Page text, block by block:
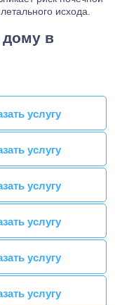
исхода.
дому в
услугу
услугу
услугу
услугу
услугу
услугу
услугу
услугу
услугу
услугу
услугу
услугу